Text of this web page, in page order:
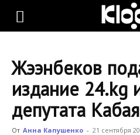
KLOOP.KG
Новости
Жээнбеков
издание 24.kg
депутата
От Анна Капушенко - 21 сентября